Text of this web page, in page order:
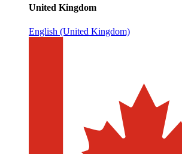
United Kingdom
English (United Kingdom)